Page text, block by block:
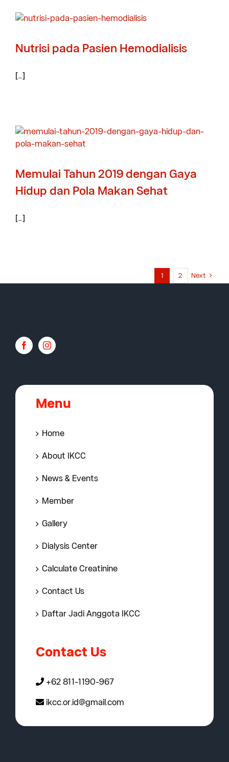
Nutrisi pada Pasien Hemodialisis
[…]
Memulai Tahun 2019 dengan Gaya
Hidup dan Pola Makan Sehat
[…]
1 2 Next
Menu
Home
About IKCC
News & Events
Member
Gallery
Dialysis Center
Calculate Creatinine
Contact Us
Daftar Jadi Anggota IKCC
Contact Us
+62 811-1190-967
ikcc.or.id@gmail.com